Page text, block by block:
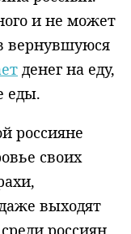
и не может
вернувшуюся
денег на еду,
еды.
россияне
своих
выходят
россиян